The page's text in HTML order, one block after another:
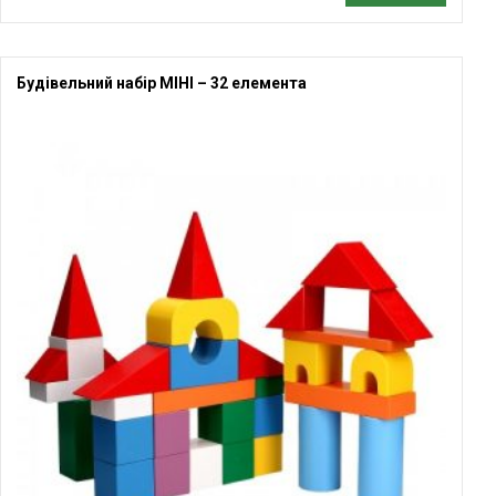
Будівельний набір МІНІ – 32 елемента